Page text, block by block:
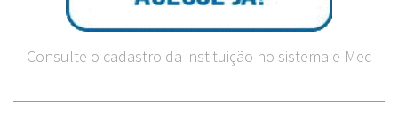
Consulte o cadastro da instituição no sistema e-Mec